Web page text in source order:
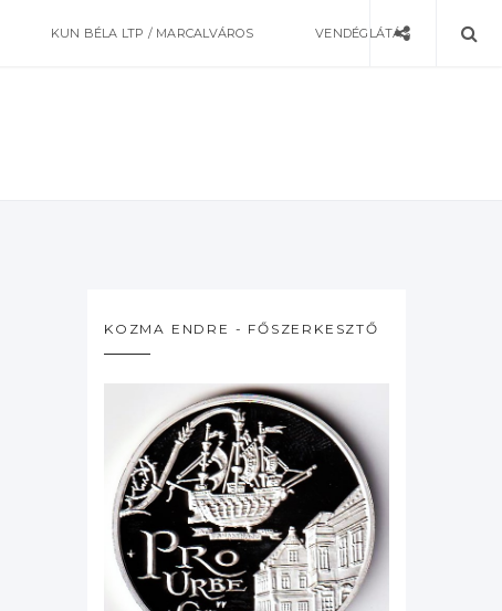
KUN BÉLA LTP / MARCALVÁROS VENDÉGLÁTÁS
KOZMA ENDRE - FŐSZERKESZTŐ